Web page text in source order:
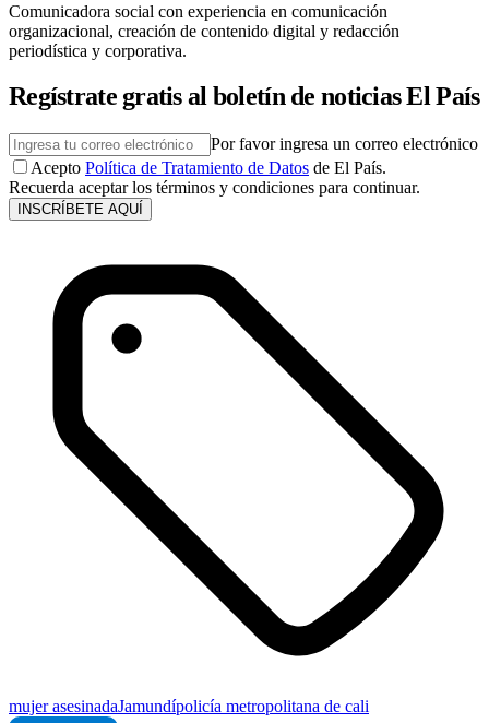
Comunicadora social con experiencia en comunicación
organizacional, creación de contenido digital y redacción
periodística y corporativa.
Regístrate gratis al boletín de noticias El País
Por favor ingresa un correo electrónico
Acepto Política de Tratamiento de Datos de El País.
Recuerda aceptar los términos y condiciones para continuar.
INSCRÍBETE AQUÍ
mujer asesinadaJamundípolicía metropolitana de cali